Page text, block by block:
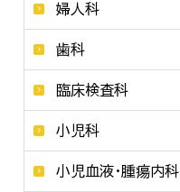
婦人科
歯科
臨床検査科
小児科
小児血液・腫瘍内科